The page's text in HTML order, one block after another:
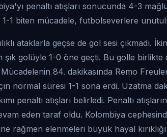
penaltı atışları sonucunda 4-3
1-1 biten mücadele, futbolseverlere
ataklarla geçse de gol sesi çıkmadı.
şık golüyle 1-0 öne geçti. Bu golle
Mücadelenin 84. dakikasında Remo
normal süresi 1-1 sona erdi. Uzatma
penaltı atışları belirledi. Penaltı
eden taraf oldu. Kolombiya
rağmen elenmeleri büyük hayal